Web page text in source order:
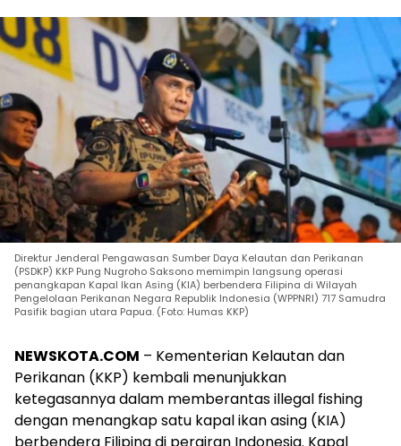
Direktur Jenderal Pengawasan Sumber Daya Kelautan dan Perikanan
(PSDKP) KKP Pung Nugroho Saksono memimpin langsung operasi
penangkapan Kapal Ikan Asing (KIA) berbendera Filipina di Wilayah
Pengelolaan Perikanan Negara Republik Indonesia (WPPNRI) 717 Samudra
Pasifik bagian utara Papua. (Foto: Humas KKP)
NEWSKOTA.COM – Kementerian Kelautan dan
Perikanan (KKP) kembali menunjukkan
ketegasannya dalam memberantas illegal fishing
dengan menangkap satu kapal ikan asing (KIA)
berbendera Filipina di perairan Indonesia. Kapal